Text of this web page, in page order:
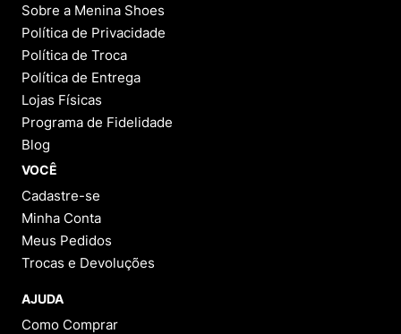
Sobre a Menina Shoes
Política de Privacidade
Política de Troca
Política de Entrega
Lojas Físicas
Programa de Fidelidade
Blog
VOCÊ
Cadastre-se
Minha Conta
Meus Pedidos
Trocas e Devoluções
AJUDA
Como Comprar